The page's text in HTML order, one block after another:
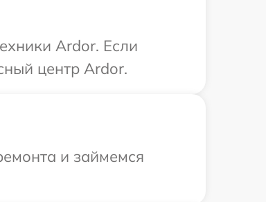
Ardor. Если
центр Ardor.
и займемся